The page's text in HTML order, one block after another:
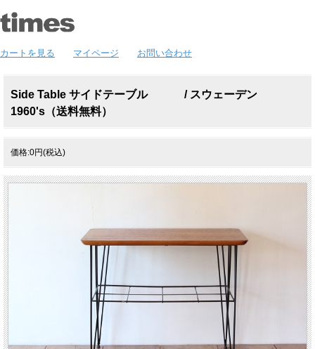
カートを見る マイページ お問い合わせ
Side Table サイドテーブル / スウェーデン
1960's（送料無料）
価格:0円(税込)